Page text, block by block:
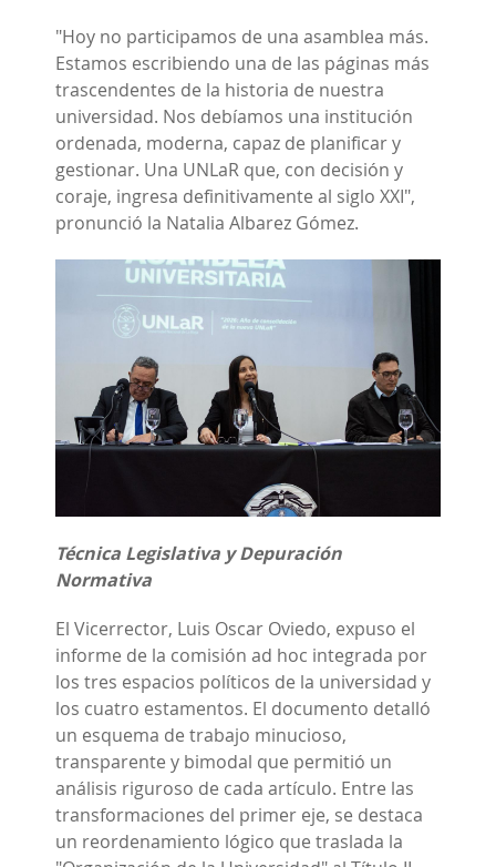
"Hoy no participamos de una asamblea más.
Estamos escribiendo una de las páginas más
trascendentes de la historia de nuestra
universidad. Nos debíamos una institución
ordenada, moderna, capaz de planificar y
gestionar. Una UNLaR que, con decisión y
coraje, ingresa definitivamente al siglo XXI",
pronunció la Natalia Albarez Gómez.
Técnica Legislativa y Depuración
Normativa
El Vicerrector, Luis Oscar Oviedo, expuso el
informe de la comisión ad hoc integrada por
los tres espacios políticos de la universidad y
los cuatro estamentos. El documento detalló
un esquema de trabajo minucioso,
transparente y bimodal que permitió un
análisis riguroso de cada artículo. Entre las
transformaciones del primer eje, se destaca
un reordenamiento lógico que traslada la